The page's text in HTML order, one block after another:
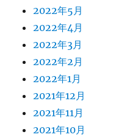
2022年5月
2022年4月
2022年3月
2022年2月
2022年1月
2021年12月
2021年11月
2021年10月